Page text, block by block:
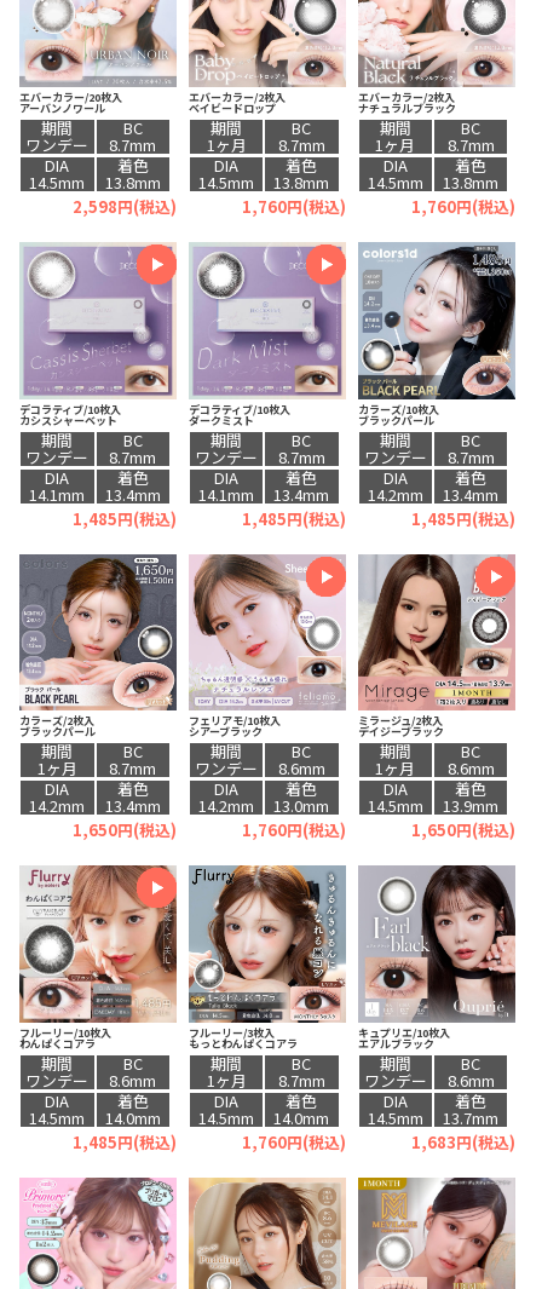
エバーカラー/20枚入
アーバンノワール
期間
ワンデー
BC
8.7mm
DIA
14.5mm
着色
13.8mm
2,598円(税込)
エバーカラー/2枚入
ベイビードロップ
期間
1ヶ月
BC
8.7mm
DIA
14.5mm
着色
13.8mm
1,760円(税込)
エバーカラー/2枚入
ナチュラルブラック
期間
1ヶ月
BC
8.7mm
DIA
14.5mm
着色
13.8mm
1,760円(税込)
デコラティブ/10枚入
カシスシャーベット
期間
ワンデー
BC
8.7mm
DIA
14.1mm
着色
13.4mm
1,485円(税込)
デコラティブ/10枚入
ダークミスト
期間
ワンデー
BC
8.7mm
DIA
14.1mm
着色
13.4mm
1,485円(税込)
カラーズ/10枚入
ブラックパール
期間
ワンデー
BC
8.7mm
DIA
14.2mm
着色
13.4mm
1,485円(税込)
カラーズ/2枚入
ブラックパール
期間
1ヶ月
BC
8.7mm
DIA
14.2mm
着色
13.4mm
1,650円(税込)
フェリアモ/10枚入
シアーブラック
期間
ワンデー
BC
8.6mm
DIA
14.2mm
着色
13.0mm
1,760円(税込)
ミラージュ/2枚入
デイジーブラック
期間
1ヶ月
BC
8.6mm
DIA
14.5mm
着色
13.9mm
1,650円(税込)
フルーリー/10枚入
わんぱくコアラ
期間
ワンデー
BC
8.6mm
DIA
14.5mm
着色
14.0mm
1,485円(税込)
フルーリー/3枚入
もっとわんぱくコアラ
期間
1ヶ月
BC
8.7mm
DIA
14.5mm
着色
14.0mm
1,760円(税込)
キュプリエ/10枚入
エアルブラック
期間
ワンデー
BC
8.6mm
DIA
14.5mm
着色
13.7mm
1,683円(税込)